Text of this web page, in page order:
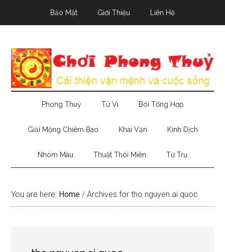
Bảo Mật Giới Thiệu Liên Hệ
Phong Thuỷ Tử Vi Bói Tổng Hợp
Giải Mộng Chiêm Bao Khai Vận Kinh Dịch
Nhóm Máu Thuật Thôi Miên Tứ Trụ
You are here: Home / Archives for tho nguyen ai quoc